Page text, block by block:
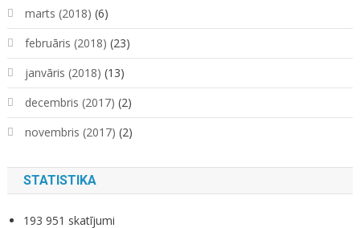
marts (2018) (6)
februāris (2018) (23)
janvāris (2018) (13)
decembris (2017) (2)
novembris (2017) (2)
STATISTIKA
193 951 skatījumi